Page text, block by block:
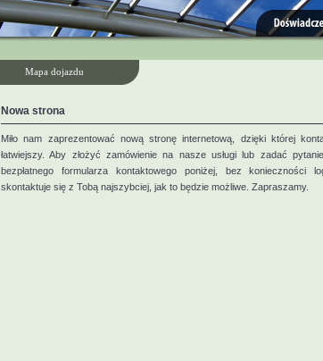
Mapa dojazdu
Nowa strona
Miło nam zaprezentować nową stronę internetową, dzięki której
łatwiejszy. Aby złożyć zamówienie na nasze usługi lub zadać
bezpłatnego formularza kontaktowego poniżej, bez konieczności
skontaktuje się z Tobą najszybciej, jak to będzie możliwe. Zapraszamy.